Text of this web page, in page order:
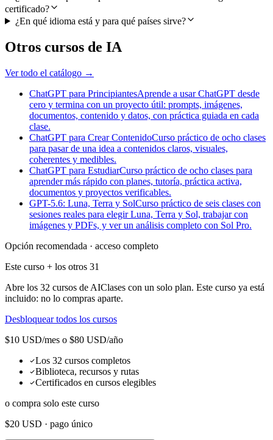
certificado?
¿En qué idioma está y para qué países sirve?
Otros cursos de IA
Ver todo el catálogo →
ChatGPT para PrincipiantesAprende a usar ChatGPT desde
cero y termina con un proyecto útil: prompts, imágenes,
documentos, contenido y datos, con práctica guiada en cada
clase.
ChatGPT para Crear ContenidoCurso práctico de ocho clases
para pasar de una idea a contenidos claros, visuales,
coherentes y medibles.
ChatGPT para EstudiarCurso práctico de ocho clases para
aprender más rápido con planes, tutoría, práctica activa,
documentos y proyectos verificables.
GPT-5.6: Luna, Terra y SolCurso práctico de seis clases con
sesiones reales para elegir Luna, Terra y Sol, trabajar con
imágenes y PDFs, y ver un análisis completo con Sol Pro.
Opción recomendada · acceso completo
Este curso + los otros 31
Abre los 32 cursos de AIClases con un solo plan. Este curso ya está
incluido: no lo compras aparte.
Desbloquear todos los cursos
$10 USD/mes o $80 USD/año
Los 32 cursos completos
Biblioteca, recursos y rutas
Certificados en cursos elegibles
o compra solo este curso
$20 USD · pago único